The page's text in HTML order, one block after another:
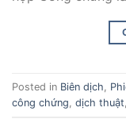
Posted in Biên dịch
công chứng dịch thuật